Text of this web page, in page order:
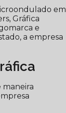
em
Gráfica
e
a empresa
maneira